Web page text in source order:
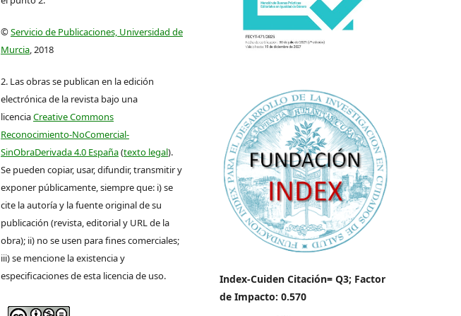
©Servicio de Publicaciones, Universidad de
Murcia, 2018
2. Las obras se publican en la edición
electrónica de la revista bajo una
licenciaCreative Commons
Reconocimiento-NoComercial-
SinObraDerivada 4.0 España(texto legal).
Se pueden copiar, usar, difundir, transmitir y
exponer públicamente, siempre que: i) se
cite la autoría y la fuente original de su
publicación (revista, editorial y URL de la
obra); ii) no se usen para fines comerciales;
iii) se mencione la existencia y
especificaciones de esta licencia de uso.
Index-Cuiden Citación= Q3; Factor
de Impacto: 0.570